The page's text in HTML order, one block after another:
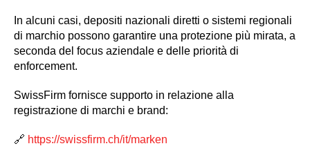
In alcuni casi, depositi nazionali diretti o sistemi regionali
di marchio possono garantire una protezione più mirata, a
seconda del focus aziendale e delle priorità di
enforcement.
SwissFirm fornisce supporto in relazione alla
registrazione di marchi e brand:
🔗 https://swissfirm.ch/it/marken